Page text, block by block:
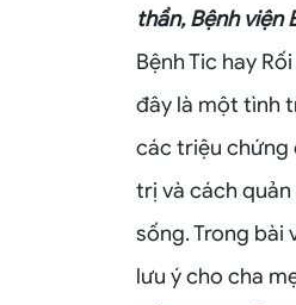
thần, Bệnh viện
Bệnh Tic hay
đây là một tình
các triệu chứng
trị và cách
sống. Trong bài
lưu ý cho cha